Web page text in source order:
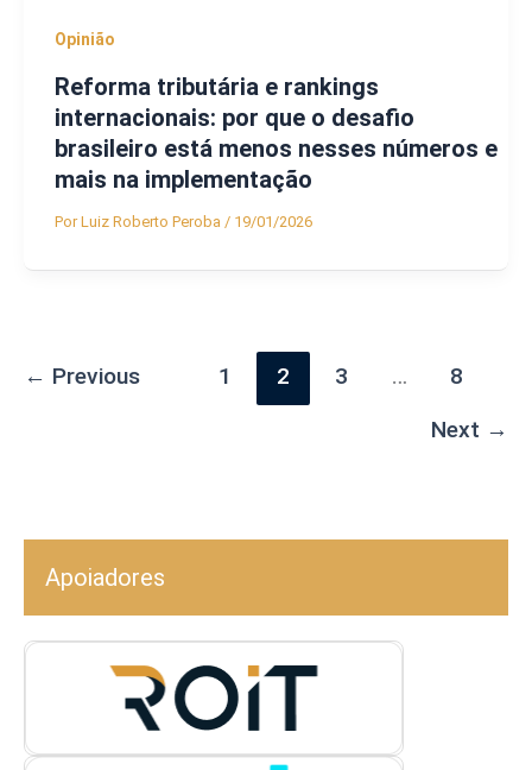
Opinião
Reforma tributária e rankings
internacionais: por que o desafio
brasileiro está menos nesses números e
mais na implementação
PorLuiz Roberto Peroba / 19/01/2026
← Previous 1 2 3 …
8
Next →
Apoiadores